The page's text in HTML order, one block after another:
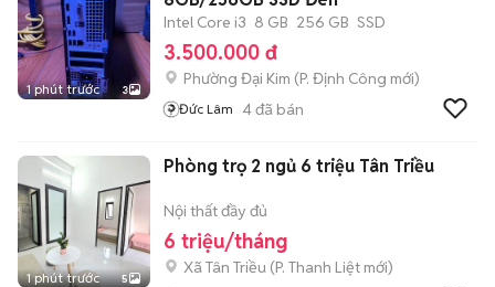
1 phút trước 3
Intel Core i3 8 GB 256 GB SSD
3.500.000 đ
Phường Đại Kim (P. Định Công mới)
Đức Lâm 4đã bán
1 phút trước 5
Phòng trọ 2 ngủ 6 triệu Tân Triều
Nội thất đầy đủ
6 triệu/tháng
Xã Tân Triều (P. Thanh Liệt mới)